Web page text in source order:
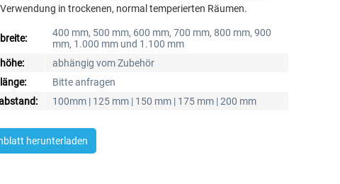
in trockenen, normal temperierten Räumen.
400 mm, 500 mm, 600 mm, 700 mm, 800 mm, 900
mm, 1.000 mm und 1.100 mm
abhängig vom Zubehör
Bitte anfragen
100mm | 125 mm | 150 mm | 175 mm | 200 mm
herunterladen